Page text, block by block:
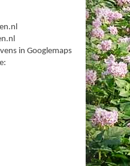
in Googlemaps